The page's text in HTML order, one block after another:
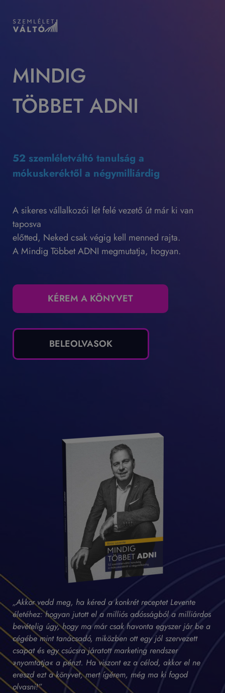
MINDIG
TÖBBET ADNI
52 szemléletváltó tanulság a
mókuskeréktől a négymilliárdig
A sikeres vállalkozói lét felé vezető út már ki van
taposva
előtted, Neked csak végig kell menned rajta.
A Mindig Többet ADNI megmutatja, hogyan.
KÉREM A KÖNYVET
BELEOLVASOK
„Akkor vedd meg, ha kéred a konkrét receptet Levente
életéhez: hogyan jutott el a milliós adósságból a milliárdos
bevételig úgy, hogy ma már csak havonta egyszer jár be a
cégébe mint tanácsadó, miközben ott egy jól szervezett
csapat és egy csúcsra járatott marketing rendszer
»nyomtatja« a pénzt. Ha viszont ez a célod, akkor el ne
ereszd ezt a könyvet, mert ígérem, még ma ki fogod
olvasni!”